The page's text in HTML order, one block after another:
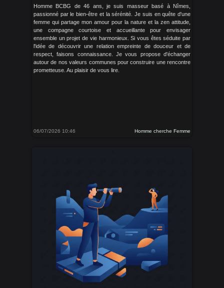
Homme BCBG de 46 ans, je suis masseur basé à Nîmes,
passionné par le bien-être et la sérénité. Je suis en quête d'une
femme qui partage mon amour pour la nature et la zen attitude,
une compagne courtoise et accueillante pour envisager
ensemble un projet de vie harmonieux. Si vous êtes séduite par
l'idée de découvrir une relation empreinte de douceur et de
respect, faisons connaissance. Je vous propose d'échanger
autour de nos valeurs communes pour construire une rencontre
prometteuse. Au plaisir de vous lire.
06/07/2026 10:46 Homme cherche Femme